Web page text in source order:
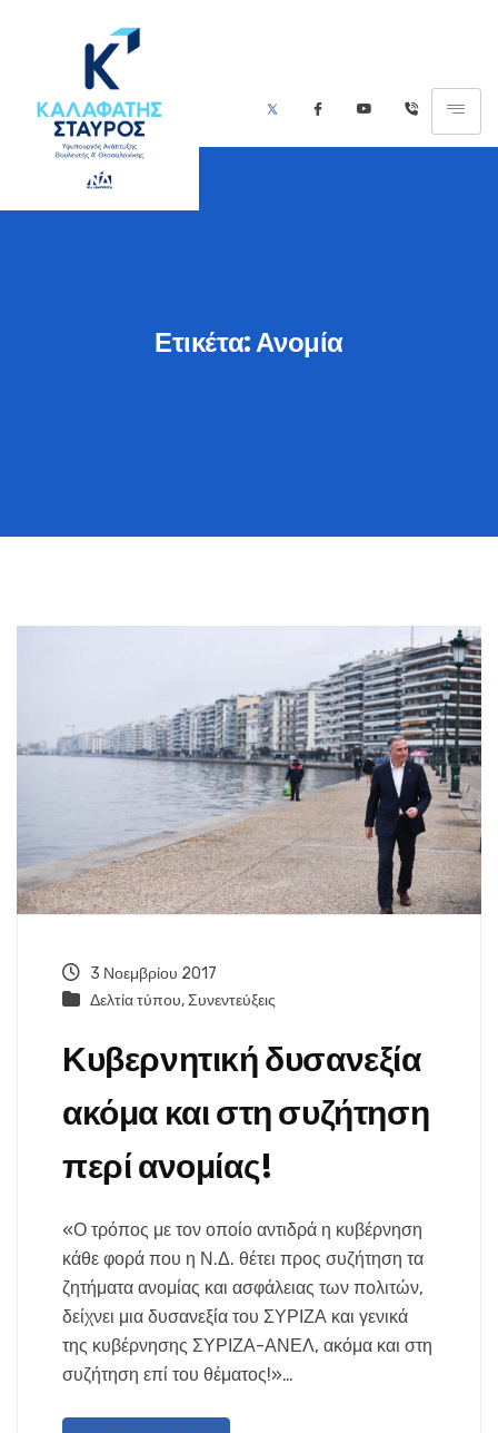
Ετικέτα:Ανομία
3 Νοεμβρίου 2017
Δελτία τύπου,Συνεντεύξεις
Κυβερνητική δυσανεξία
ακόμα και στη συζήτηση
περί ανομίας!
«Ο τρόπος με τον οποίο αντιδρά η κυβέρνηση
κάθε φορά που η Ν.Δ. θέτει προς συζήτηση τα
ζητήματα ανομίας και ασφάλειας των πολιτών,
δείχνει μια δυσανεξία του ΣΥΡΙΖΑ και γενικά
της κυβέρνησης ΣΥΡΙΖΑ-ΑΝΕΛ, ακόμα και στη
συζήτηση επί του θέματος!»…